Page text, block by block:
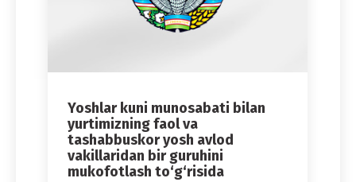
Yoshlar kuni munosabati bilan
yurtimizning faol va
tashabbuskor yosh avlod
vakillaridan bir guruhini
mukofotlash to‘g‘risida